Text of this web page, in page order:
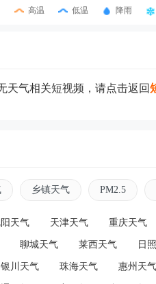
高温 低温 降雨
天气相关短视频，请点击返回
乡镇天气 PM2.5
天气 天津天气 重庆天气
聊城天气 莱西天气 日
银川天气 珠海天气 惠州天气